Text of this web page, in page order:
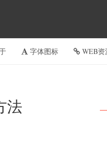
字体图标 WEB资
法